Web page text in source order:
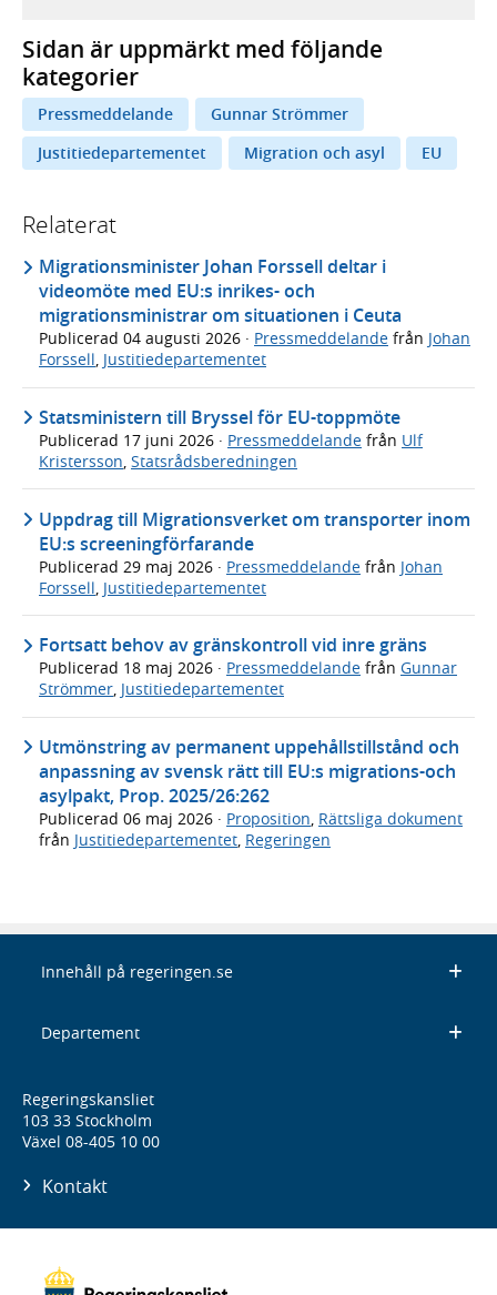
Sidan är uppmärkt med följande
kategorier
Pressmeddelande
Gunnar Strömmer
Justitiedepartementet
Migration och asyl EU
Relaterat
Migrationsminister Johan Forssell deltar i
videomöte med EU:s inrikes- och
migrationsministrar om situationen i Ceuta
Publicerad 04 augusti 2026 · Pressmeddelande från Johan
Forssell, Justitiedepartementet
Statsministern till Bryssel för EU-toppmöte
Publicerad 17 juni 2026 · Pressmeddelande från Ulf
Kristersson, Statsrådsberedningen
Uppdrag till Migrationsverket om transporter inom
EU:s screeningförfarande
Publicerad 29 maj 2026 · Pressmeddelande från Johan
Forssell Justitiedepartementet
Fortsatt behov av gränskontroll vid inre gräns
Publicerad 18 maj 2026 · Pressmeddelande från Gunnar
Strömmer, Justitiedepartementet
Utmönstring av permanent uppehållstillstånd och
anpassning av svensk rätt till EU:s migrations-och
asylpakt, Prop. 2025/26:262
Publicerad 06 maj 2026 · Proposition, Rättsliga dokument
från Justitiedepartementet, Regeringen
Innehåll på regeringen.se
Departement
Regeringskansliet
103 33 Stockholm
Växel 08-405 10 00
Kontakt